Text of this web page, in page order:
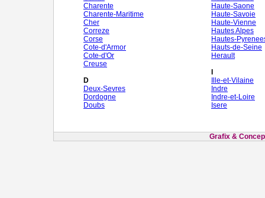
Charente
Charente-Maritime
Cher
Correze
Corse
Cote-d'Armor
Cote-d'Or
Creuse
D
Deux-Sevres
Dordogne
Doubs
Haute-Saone
Haute-Savoie
Haute-Vienne
Hautes Alpes
Hautes-
Hauts-de-Seine
Herault
Ille-et-Vilaine
Indre
Indre-et-Loire
Isere
Grafix &